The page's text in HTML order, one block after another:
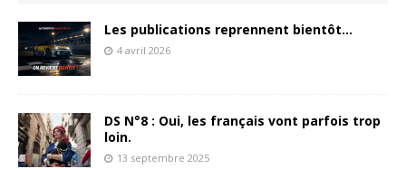
Les publications reprennent bientôt…
4 avril 2026
DS N°8 : Oui, les français vont parfois trop
loin.
13 septembre 2025